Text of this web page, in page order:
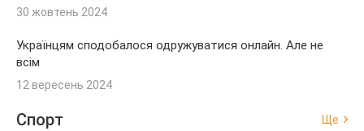
30 жовтень 2024
Українцям сподобалося одружуватися онлайн. Але не
всім
12 вересень 2024
Спорт Ще